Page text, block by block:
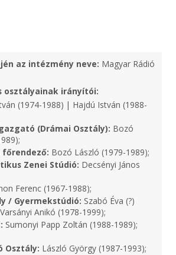
az intézmény neve: Magyar Rádió
osztályainak irányítói:
(1974-1988) | Hajdú István (1988-
(Drámai Osztály): Bozó
Bozó László (1979-1989);
Zenei Stúdió: Decsényi János
Ferenc (1967-1988);
/ Gyermekstúdió: Szabó Éva (?)
Anikó (1978-1999);
Sumonyi Papp Zoltán (1988-1989);
Osztály: László György (1987-1993);